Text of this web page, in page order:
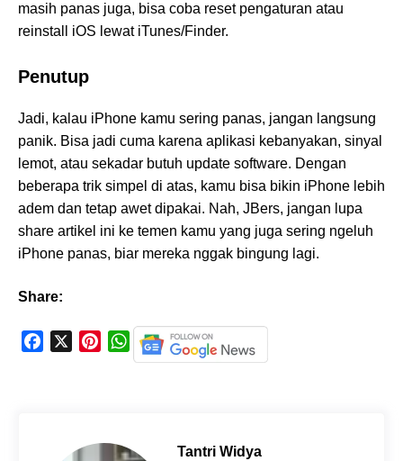
masih panas juga, bisa coba reset pengaturan atau
reinstall iOS lewat iTunes/Finder.
Penutup
Jadi, kalau iPhone kamu sering panas, jangan langsung
panik. Bisa jadi cuma karena aplikasi kebanyakan, sinyal
lemot, atau sekadar butuh update software. Dengan
beberapa trik simpel di atas, kamu bisa bikin iPhone lebih
adem dan tetap awet dipakai. Nah, JBers, jangan lupa
share artikel ini ke temen kamu yang juga sering ngeluh
iPhone panas, biar mereka nggak bingung lagi.
Share:
W
h
A
Tantri Widya